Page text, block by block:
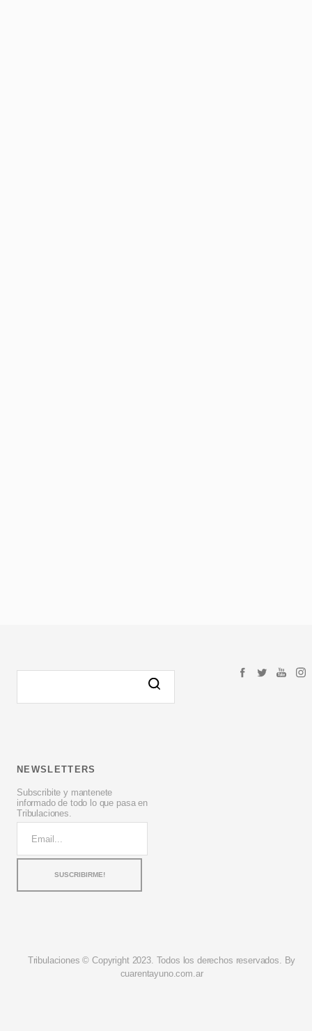
NEWSLETTERS
Subscribite y mantenete
informado de todo lo que pasa en
Tribulaciones.
Tribulaciones © Copyright 2023. Todos los derechos reservados. By
cuarentayuno.com.ar